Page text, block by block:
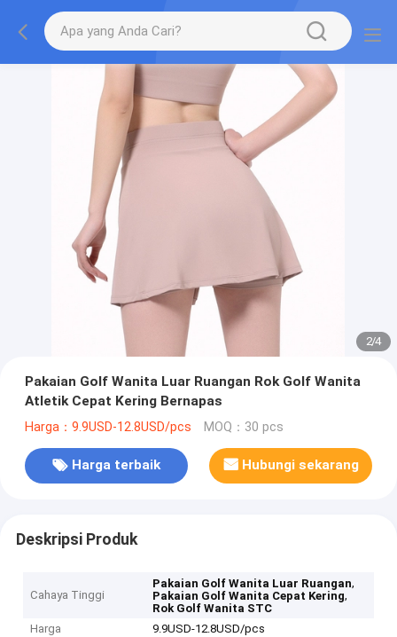
2/4
Pakaian Golf Wanita Luar Ruangan Rok Golf Wanita
Atletik Cepat Kering Bernapas
Harga：9.9USD-12.8USD/pcs MOQ：30 pcs
Harga terbaik Hubungi sekarang
Deskripsi Produk
Cahaya Tinggi
Pakaian Golf Wanita Luar Ruangan,
Pakaian Golf Wanita Cepat Kering,
Rok Golf Wanita STC
Harga
9.9USD-12.8USD/pcs